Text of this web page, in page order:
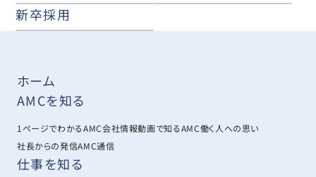
新卒採用
ホーム
AMCを知る
1ページでわかるAMC会社情報動画で知るAMC働く人への思い
社長からの発信AMC通信
仕事を知る